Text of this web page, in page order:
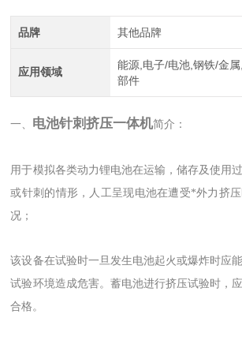
品牌 其他品牌
应用领域
能源,电子/电池,钢铁/金
部件
一、 电池针刺挤压一体机简介：
用于模拟各类动力锂电池在运输，储存及使用
或针刺的情形，人工呈现电池在遭受*外力挤
况；
该设备在试验时一旦发生电池起火或爆炸时应
试验环境造成危害。蓄电池进行挤压试验时，
合格。